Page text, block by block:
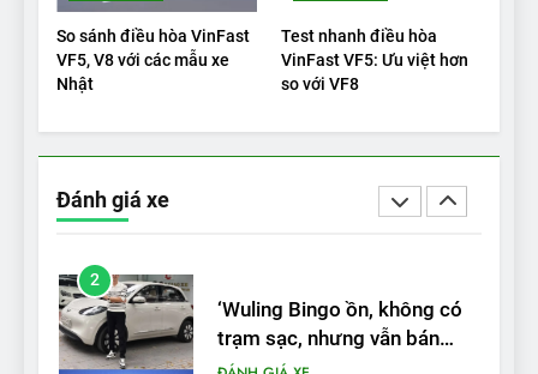
So sánh điều hòa VinFast
VF5, V8 với các mẫu xe
Nhật
Test nhanh điều hòa
VinFast VF5: Ưu việt hơn
so với VF8
Đánh giá xe
1
Xe tốt nhất để mua năm
2025: Green Car Reports
kết – Mỹ
‘Wuling Bingo ồn, không có
3
VinFast VF8 chinh phục Tây